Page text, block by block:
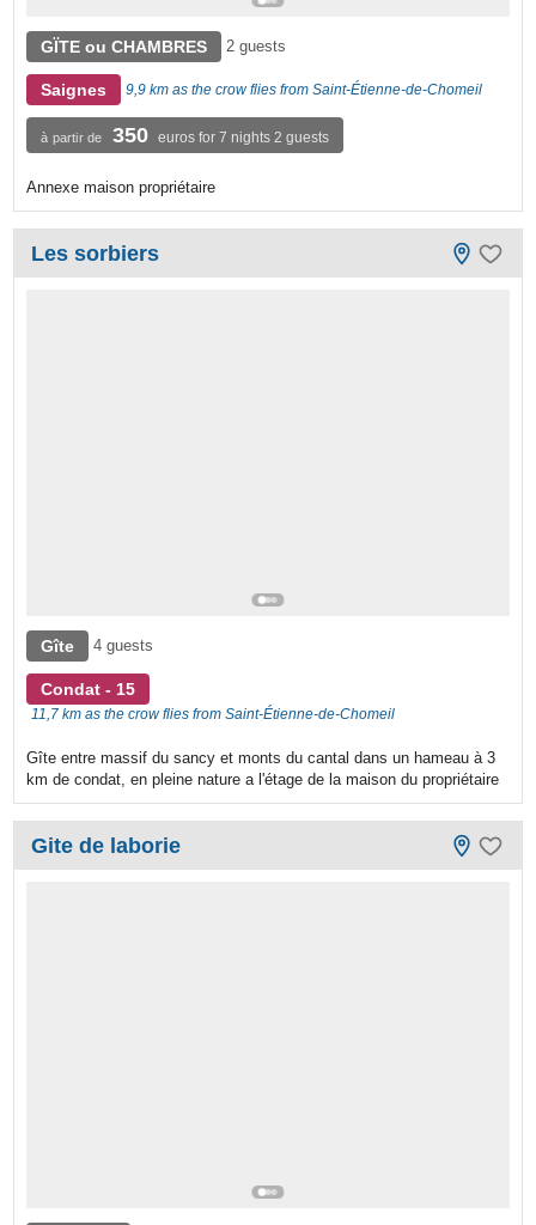
GÏTE ou CHAMBRES 2 guests
Saignes 9,9 km as the crow flies from Saint-Étienne-de-Chomeil
à partir de 350 euros for 7 nights 2 guests
Annexe maison propriétaire
Les sorbiers
Gîte 4 guests
Condat - 15
11,7 km as the crow flies from Saint-Étienne-de-Chomeil
Gîte entre massif du sancy et monts du cantal dans un hameau à 3
km de condat, en pleine nature a l'étage de la maison du propriétaire
Gite de laborie